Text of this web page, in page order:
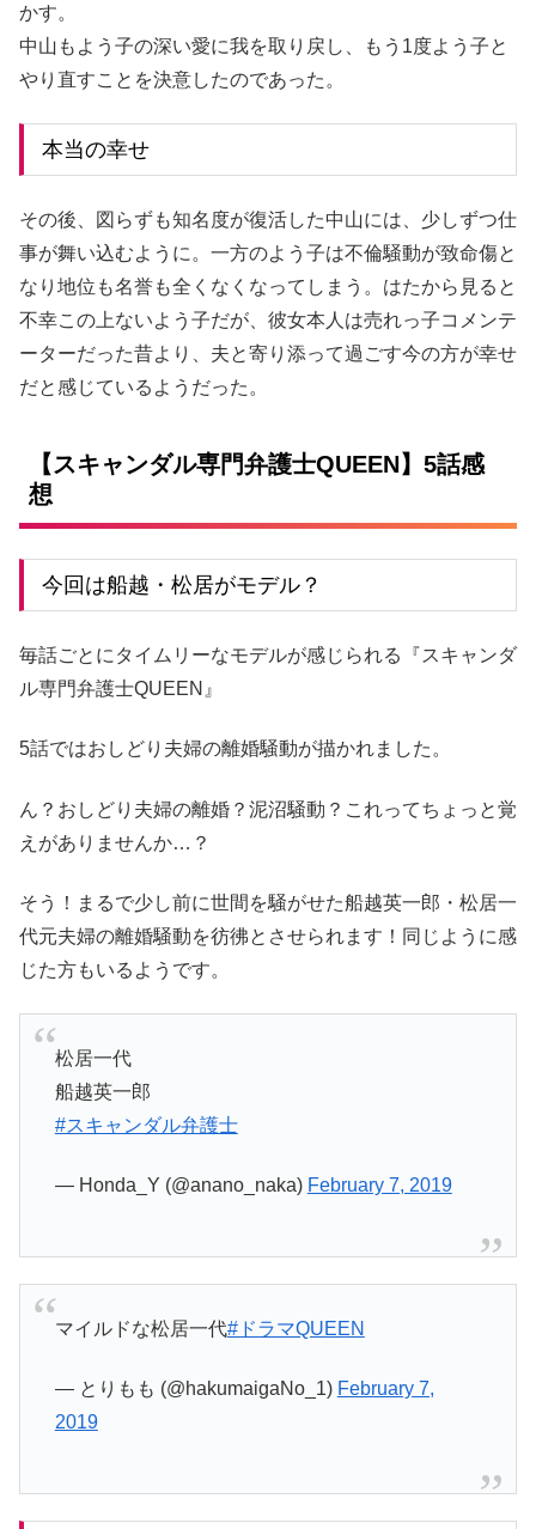
かす。
中山もよう子の深い愛に我を取り戻し、もう1度よう子と
やり直すことを決意したのであった。
本当の幸せ
その後、図らずも知名度が復活した中山には、少しずつ仕
事が舞い込むように。一方のよう子は不倫騒動が致命傷と
なり地位も名誉も全くなくなってしまう。はたから見ると
不幸この上ないよう子だが、彼女本人は売れっ子コメンテ
ーターだった昔より、夫と寄り添って過ごす今の方が幸せ
だと感じているようだった。
【スキャンダル専門弁護士QUEEN】5話感
想
今回は船越・松居がモデル？
毎話ごとにタイムリーなモデルが感じられる『スキャンダ
ル専門弁護士QUEEN』
5話ではおしどり夫婦の離婚騒動が描かれました。
ん？おしどり夫婦の離婚？泥沼騒動？これってちょっと覚
えがありませんか…？
そう！まるで少し前に世間を騒がせた船越英一郎・松居一
代元夫婦の離婚騒動を彷彿とさせられます！同じように感
じた方もいるようです。
松居一代
船越英一郎
#スキャンダル弁護士
— Honda_Y (@anano_naka) February 7, 2019
マイルドな松居一代#ドラマQUEEN
— とりもも (@hakumaigaNo_1) February 7,
2019